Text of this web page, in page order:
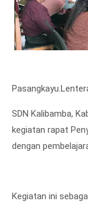
SDN Kalibamba,
kegiatan rapat
dengan
Kegiatan ini